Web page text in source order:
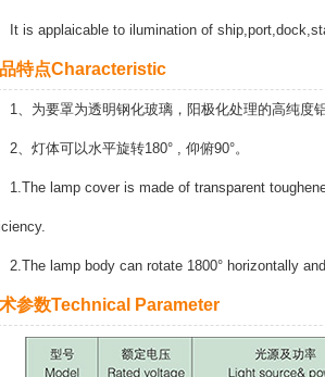
It is applaicable to ilumination of
特点Characteristic
1、为要罩为透明钢化玻璃，阳极化处理的高纯度
2、灯体可以水平旋转180° , 仰俯90°。
1.The lamp cover is made of transparent
2.The lamp body can rotate 1800° horizontally
参数Technical Parameter